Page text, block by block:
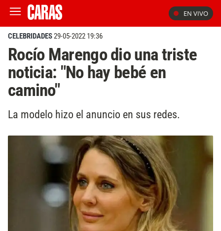
EN VIVO
CELEBRIDADES29-05-2022 19:36
Rocío Marengo dio una triste
noticia: "No hay bebé en
camino"
La modelo hizo el anuncio en sus redes.